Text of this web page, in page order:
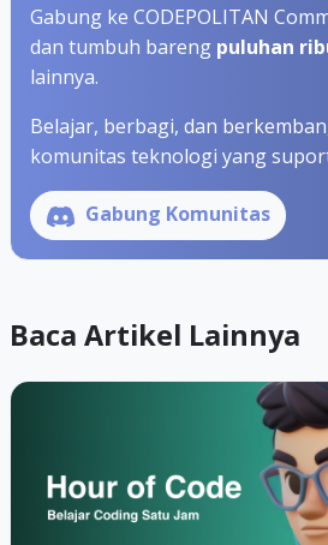
Gabung ke CODEPOLITAN
dan tumbuh bareng puluhan
lainnya.
Belajar, berbagi, dan
komunitas teknologi yang
Gabung Komunitas
Baca Artikel Lainnya